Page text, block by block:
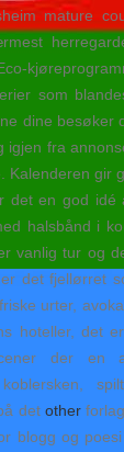
mature
som
dine besøker
igjen fra
Kalenderen gir
det en god
halsbånd i
vanlig tur og
det fjellørret
urter,
hoteller, det
der en
det other
blogg og